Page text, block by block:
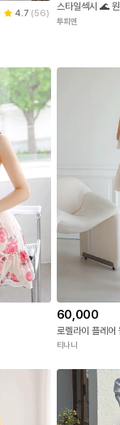
4.7 (56)
투피앤
60,000
로렐라이 플레어
티나니